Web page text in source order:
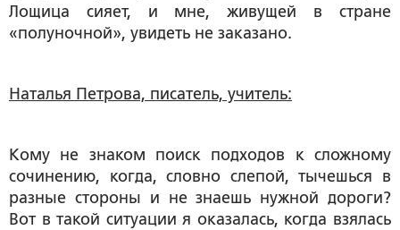
Лощица сияет, и мне, живущей в стране
«полуночной», увидеть не заказано.
Наталья Петрова, писатель, учитель:
Кому не знаком поиск подходов к сложному
сочинению, когда, словно слепой, тычешься в
разные стороны и не знаешь нужной дороги?
Вот в такой ситуации я оказалась, когда взялась